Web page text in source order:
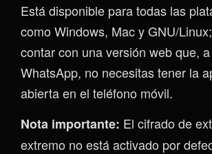
Está disponible para todas las
como Windows, Mac y GNU/
contar con una versión web que,
WhatsApp, no necesitas tener la
abierta en el teléfono móvil.
Nota importante: El cifrado de
extremo no está activado por